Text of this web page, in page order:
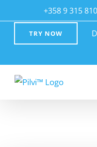
to
+358 9 315
TRY NOW